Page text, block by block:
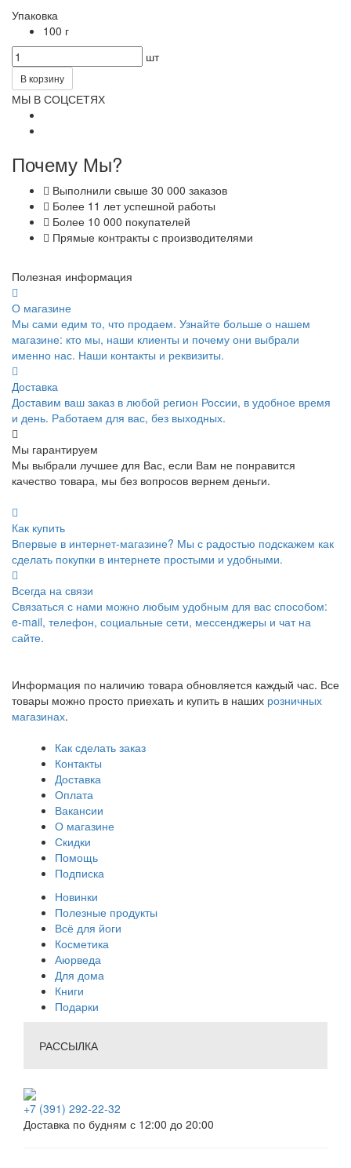
Упаковка
100 г
шт
В корзину
МЫ В СОЦСЕТЯХ
Почему Мы?
Выполнили свыше 30 000 заказов
Более 11 лет успешной работы
Более 10 000 покупателей
Прямые контракты с производителями
Полезная информация
О магазине
Мы сами едим то, что продаем. Узнайте больше о нашем
магазине: кто мы, наши клиенты и почему они выбрали
именно нас. Наши контакты и реквизиты.
Доставка
Доставим ваш заказ в любой регион России, в удобное время
и день. Работаем для вас, без выходных.
Мы гарантируем
Мы выбрали лучшее для Вас, если Вам не понравится
качество товара, мы без вопросов вернем деньги.
Как купить
Впервые в интернет-магазине? Мы с радостью подскажем как
сделать покупки в интернете простыми и удобными.
Всегда на связи
Связаться с нами можно любым удобным для вас способом:
e-mail, телефон, социальные сети, мессенджеры и чат на
сайте.
Информация по наличию товара обновляется каждый час. Все
товары можно просто приехать и купить в наших розничных
магазинах.
Как сделать заказ
Контакты
Доставка
Оплата
Вакансии
О магазине
Скидки
Помощь
Подписка
Новинки
Полезные продукты
Всё для йоги
Косметика
Аюрведа
Для дома
Книги
Подарки
РАССЫЛКА
+7 (391) 292-22-32
Доставка по будням с 12:00 до 20:00